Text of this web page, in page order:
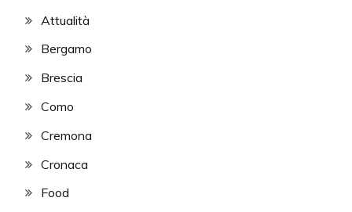
Attualità
Bergamo
Brescia
Como
Cremona
Cronaca
Food